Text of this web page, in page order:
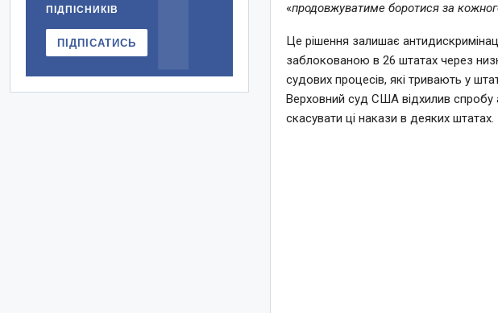
«продовжуватиме боротися за
Це рішення залишає
заблокованою в 26 штатах через
судових процесів, які тривають у
Верховний суд США відхилив спробу
скасувати ці накази в деяких штатах.
ПІДПІСНИКІВ
ПІДПІСАТИСЬ